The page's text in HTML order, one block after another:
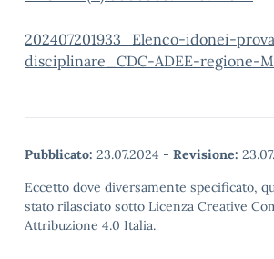
202407201933_Elenco-idonei-
disciplinare_CDC-ADEE-regione-
Pubblicato: 23.07.2024 - Revisione:
Eccetto dove diversamente specificato,
stato rilasciato sotto Licenza Creative
Attribuzione 4.0 Italia.